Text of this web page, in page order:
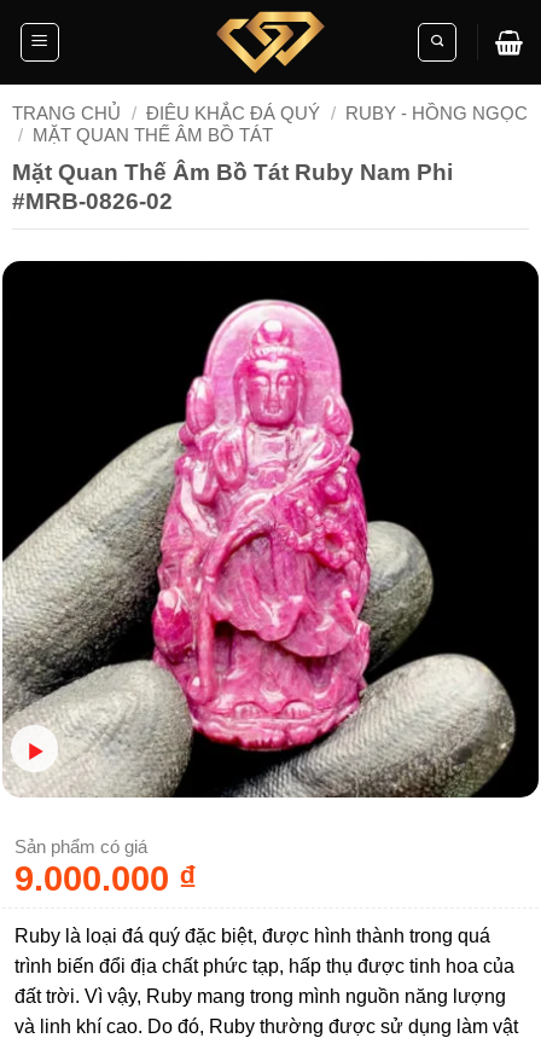
TRANG CHỦ / ĐIÊU KHẮC ĐÁ QUÝ / RUBY - HỒNG NGỌC
/ MẶT QUAN THẾ ÂM BỒ TÁT
Mặt Quan Thế Âm Bồ Tát Ruby Nam Phi
#MRB-0826-02
Sản phẩm có giá
9.000.000 ₫
Ruby là loại đá quý đặc biệt, được hình thành trong quá
trình biến đổi địa chất phức tạp, hấp thụ được tinh hoa của
đất trời. Vì vậy, Ruby mang trong mình nguồn năng lượng
và linh khí cao. Do đó, Ruby thường được sử dụng làm vật